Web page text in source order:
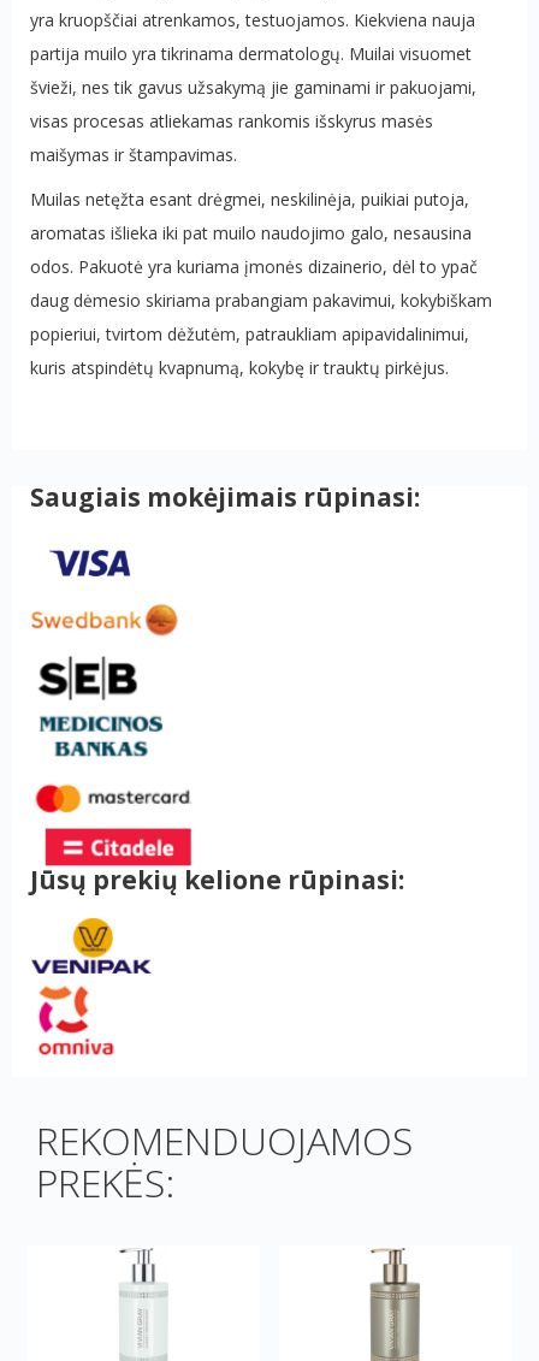
yra kruopščiai atrenkamos, testuojamos. Kiekviena nauja
partija muilo yra tikrinama dermatologų. Muilai visuomet
švieži, nes tik gavus užsakymą jie gaminami ir pakuojami,
visas procesas atliekamas rankomis išskyrus masės
maišymas ir štampavimas.
Muilas netęžta esant drėgmei, neskilinėja, puikiai putoja,
aromatas išlieka iki pat muilo naudojimo galo, nesausina
odos. Pakuotė yra kuriama įmonės dizainerio, dėl to ypač
daug dėmesio skiriama prabangiam pakavimui, kokybiškam
popieriui, tvirtom dėžutėm, patraukliam apipavidalinimui,
kuris atspindėtų kvapnumą, kokybę ir trauktų pirkėjus.
Saugiais mokėjimais rūpinasi:
Jūsų prekių kelione rūpinasi:
REKOMENDUOJAMOS
PREKĖS: